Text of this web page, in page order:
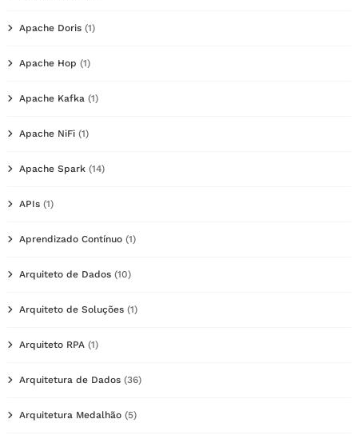
Apache Doris (1)
Apache Hop (1)
Apache Kafka (1)
Apache NiFi (1)
Apache Spark (14)
APIs (1)
Aprendizado Contínuo (1)
Arquiteto de Dados (10)
Arquiteto de Soluções (1)
Arquiteto RPA (1)
Arquitetura de Dados (36)
Arquitetura Medalhão (5)